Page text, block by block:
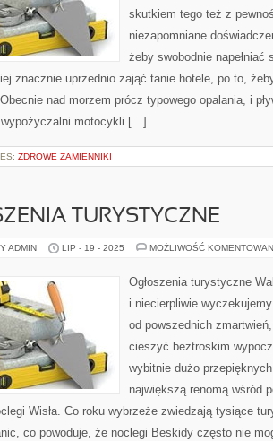
skutkiem tego też z
niezapomniane
żeby swobodnie napełniać
znacznie uprzednio zająć tanie hotele, po to,
nad morzem prócz typowego opalania, i
motocykli […]
ZDROWE ZAMIENNIKI
TURYSTYCZNE
ADMIN LIP - 19 - 2025 MOŻLIWOŚĆ
Ogłoszenia turystyczne
i niecierpliwie
od powszednich
cieszyć beztroskim
wybitnie dużo
największą renomą wśród
Wisła. Co roku wybrzeże zwiedzają tysiące
co powoduje, że noclegi Beskidy często nie